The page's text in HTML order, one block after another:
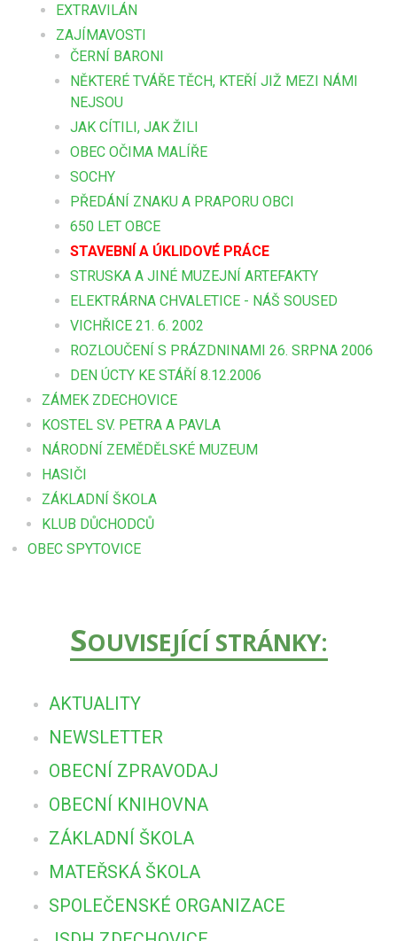
EXTRAVILÁN
ZAJÍMAVOSTI
ČERNÍ BARONI
NĚKTERÉ TVÁŘE TĚCH, KTEŘÍ JIŽ MEZI NÁMI
NEJSOU
JAK CÍTILI, JAK ŽILI
OBEC OČIMA MALÍŘE
SOCHY
PŘEDÁNÍ ZNAKU A PRAPORU OBCI
650 LET OBCE
STAVEBNÍ A ÚKLIDOVÉ PRÁCE
STRUSKA A JINÉ MUZEJNÍ ARTEFAKTY
ELEKTRÁRNA CHVALETICE - NÁŠ SOUSED
VICHŘICE 21. 6. 2002
ROZLOUČENÍ S PRÁZDNINAMI 26. SRPNA 2006
DEN ÚCTY KE STÁŘÍ 8.12.2006
ZÁMEK ZDECHOVICE
KOSTEL SV. PETRA A PAVLA
NÁRODNÍ ZEMĚDĚLSKÉ MUZEUM
HASIČI
ZÁKLADNÍ ŠKOLA
KLUB DŮCHODCŮ
OBEC SPYTOVICE
SOUVISEJÍCÍ STRÁNKY:
AKTUALITY
NEWSLETTER
OBECNÍ ZPRAVODAJ
OBECNÍ KNIHOVNA
ZÁKLADNÍ ŠKOLA
MATEŘSKÁ ŠKOLA
SPOLEČENSKÉ ORGANIZACE